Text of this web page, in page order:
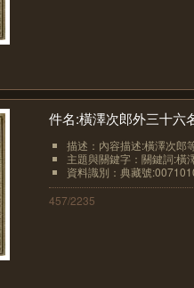
件名:橫澤次郎外三十六
描述：內容描述:橫澤次郎
主題與關鍵字：關鍵詞:橫
資料識別：典藏號
457/2235